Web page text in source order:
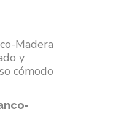
Madera
y
cómodo